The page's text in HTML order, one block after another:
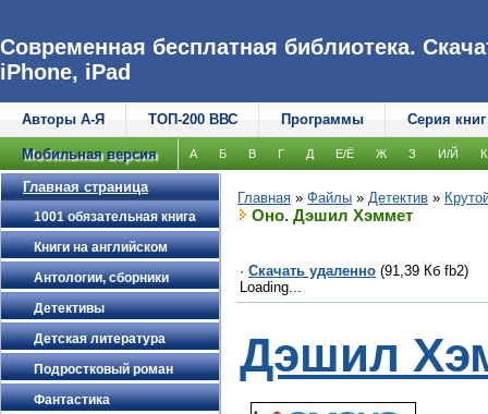
Современная бесплатная библиотека.
iPhone, iPad
Авторы А-Я ТОП-200 ВВС Программы Серия книг
Мобильная версия А Б В Г Д Е/Ё Ж З И/Й К
Главная страница
1001 обязательная книга
Книги на английском
Антологии, сборники
Детективы
Детская литература
Подростковый роман
Фантастика
Главная » Файлы » Детектив »
Оно. Дэшил Хэммет
· Скачать удаленно (91,39 Кб fb2)
Loading...
Дэшил